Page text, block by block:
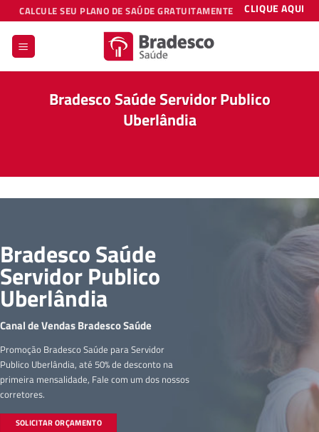
Skip
to
content
CALCULE SEU PLANO DE SAÚDE GRATUITAMENTE CLIQUE AQUI
Bradesco Saúde Servidor Publico
Uberlândia
Bradesco Saúde
Servidor Publico
Uberlândia
Canal de Vendas Bradesco Saúde
Promoção Bradesco Saúde para Servidor
Publico Uberlândia, até 50% de desconto na
primeira mensalidade, Fale com um dos nossos
corretores.
SOLICITAR ORÇAMENTO